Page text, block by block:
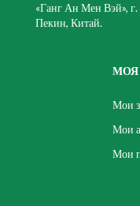
«Ганг Ан Мен Вэй», г.
Пекин, Китай.
МОЯ
Мои
Мои
Мои